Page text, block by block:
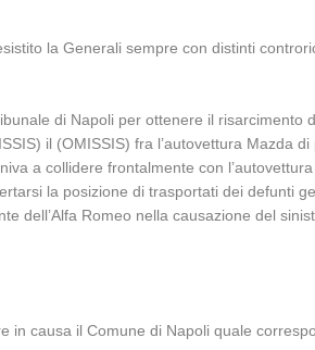
la Generali sempre con distinti
di Napoli per ottenere il risarcimento
il (OMISSIS) fra l’autovettura Mazda di
a collidere frontalmente con
la posizione di trasportati dei defunti
dell’Alfa Romeo nella causazione del
in causa il Comune di Napoli quale